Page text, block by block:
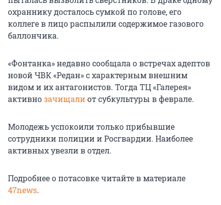
охраннику досталось сумкой по голове, его
коллеге в лицо распылили содержимое газового
баллончика.
«Фонтанка» недавно сообщала о встречах адептов
новой ЧВК «Редан» с характерным внешним
видом и их антагонистов. Тогда ТЦ «Галерея»
активнозачищалиот субкультуры в феврале.
Молодежь успокоили только прибывшие
сотрудники полиции и Росгвардии. Наиболее
активных увезли в отдел.
Подробнее о потасовке читайте в материале
47news.